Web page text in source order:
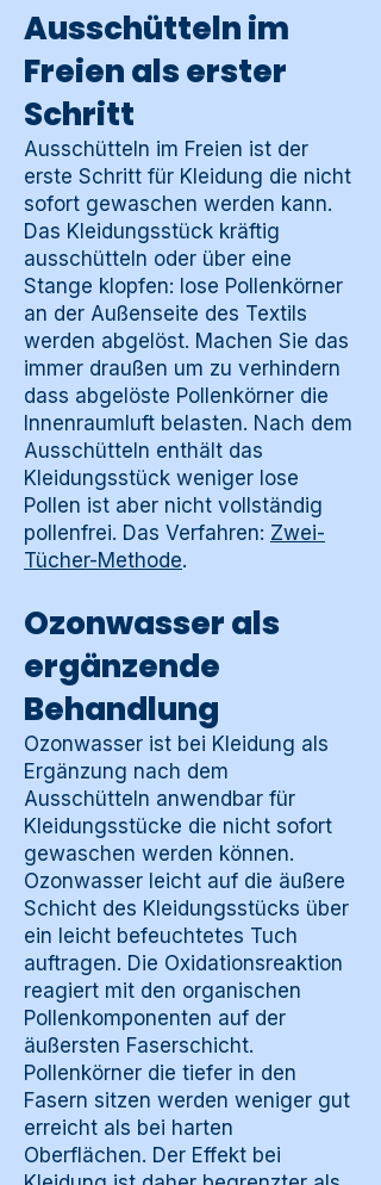
Ausschütteln im
Freien als erster
Schritt
Ausschütteln im Freien ist der
erste Schritt für Kleidung die nicht
sofort gewaschen werden kann.
Das Kleidungsstück kräftig
ausschütteln oder über eine
Stange klopfen: lose Pollenkörner
an der Außenseite des Textils
werden abgelöst. Machen Sie das
immer draußen um zu verhindern
dass abgelöste Pollenkörner die
Innenraumluft belasten. Nach dem
Ausschütteln enthält das
Kleidungsstück weniger lose
Pollen ist aber nicht vollständig
pollenfrei. Das Verfahren: Zwei-
Tücher-Methode.
Ozonwasser als
ergänzende
Behandlung
Ozonwasser ist bei Kleidung als
Ergänzung nach dem
Ausschütteln anwendbar für
Kleidungsstücke die nicht sofort
gewaschen werden können.
Ozonwasser leicht auf die äußere
Schicht des Kleidungsstücks über
ein leicht befeuchtetes Tuch
auftragen. Die Oxidationsreaktion
reagiert mit den organischen
Pollenkomponenten auf der
äußersten Faserschicht.
Pollenkörner die tiefer in den
Fasern sitzen werden weniger gut
erreicht als bei harten
Oberflächen. Der Effekt bei